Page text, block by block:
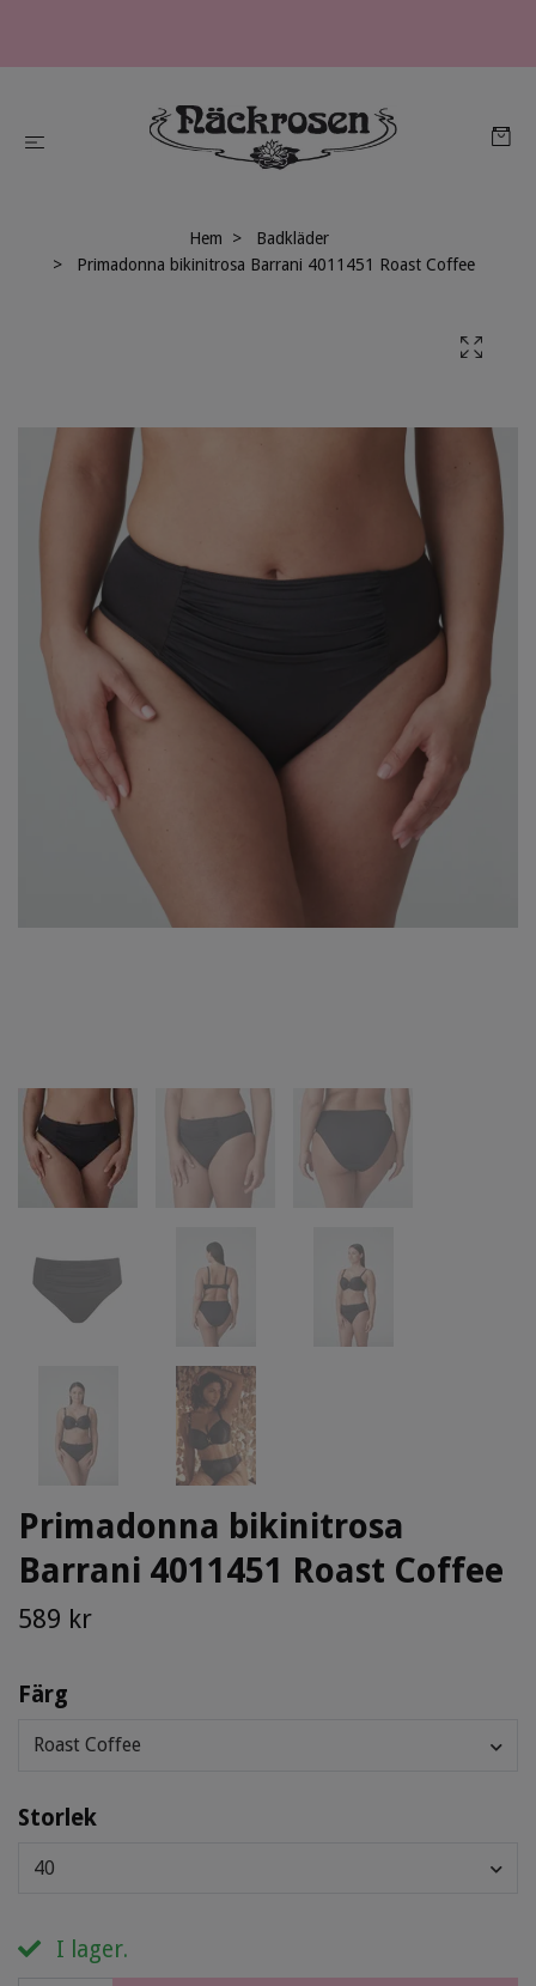
Hem
Badkläder
Primadonna bikinitrosa Barrani 4011451 Roast Coffee
Primadonna bikinitrosa
Barrani 4011451 Roast Coffee
589 kr
Färg
Roast Coffee
Storlek
40
I lager.